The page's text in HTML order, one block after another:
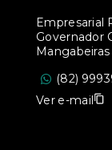
Empresarial
Governador
(82)
Ver e-mail